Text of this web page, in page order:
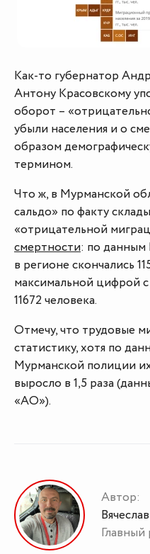
Как-то губернатор
Антону Красовскому
оборот –
убыли населения и о
образом
термином.
Что ж, в Мурманской
сальдо» по факту
«отрицательной
смертности: по данным
в регионе скончались
максимальной цифрой с
11672 человека.
Отмечу, что трудовые
статистику, хотя по
Мурманской полиции
выросло в 1,5 раза
«АО»).
Автор: